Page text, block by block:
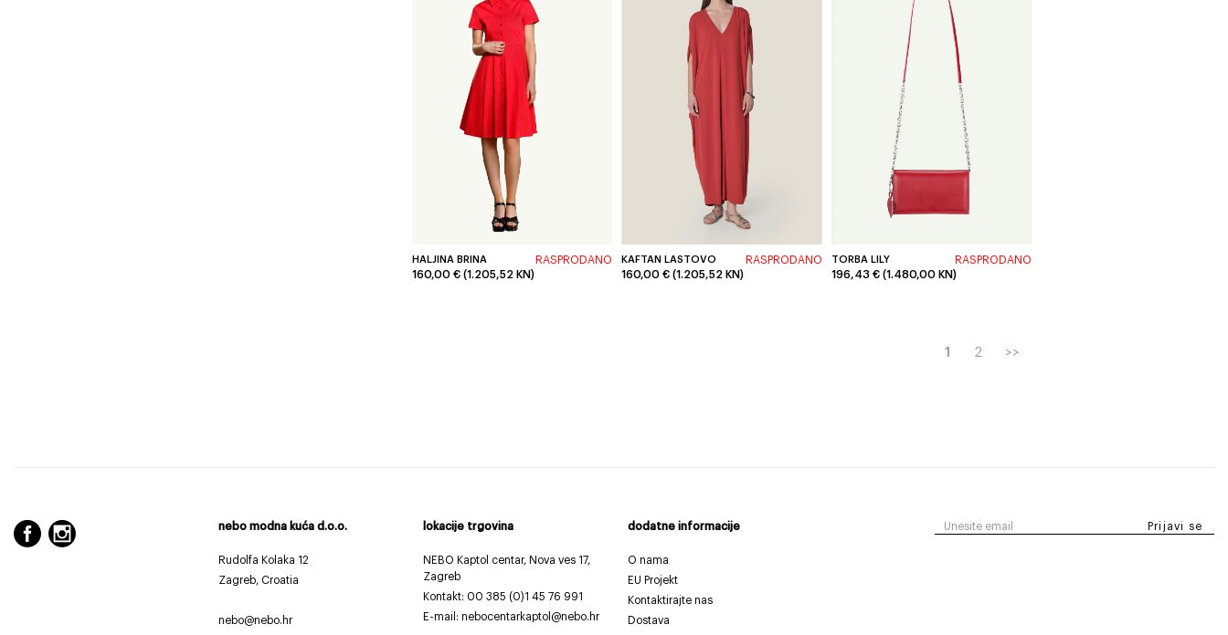
HALJINA BRINA
RASPRODANO
160,00 € (1.205,52 KN)
KAFTAN LASTOVO
RASPRODANO
160,00 € (1.205,52 KN)
TORBA LILY
RASPRODANO
196,43 € (1.480,00 KN)
1 2 >>
nebo modna kuća d.o.o.
Rudolfa Kolaka 12
Zagreb, Croatia
nebo@nebo.hr
lokacije trgovina
NEBO Kaptol centar, Nova ves 17,
Zagreb
Kontakt: 00 385 (0)1 45 76 991
E-mail: nebocentarkaptol@nebo.hr
dodatne informacije
O nama
EU Projekt
Kontaktirajte nas
Dostava
Prijavi se